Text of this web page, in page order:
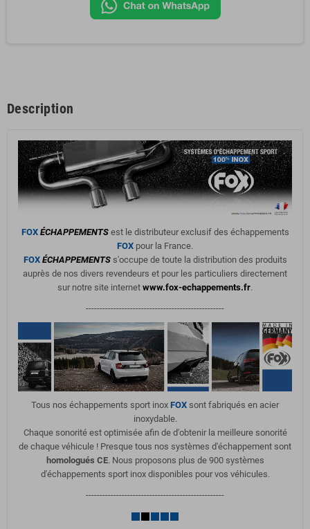
Description
FOX ÉCHAPPEMENTSest le distributeur exclusif des échappements
FOX pour la France.
FOX ÉCHAPPEMENTSs'occupe de toute la distribution des produits
auprès de nos divers revendeurs et pour les particuliers directement
sur notre site internet www.fox-echappements.fr.
--------------------------------------------------
Tous nos échappements sport inox FOX sont fabriqués en acier
inoxydable.
Chaque sonorité est optimisée afin de d'obtenir la meilleure sonorité
de chaque véhicule ! Presque tous nos systèmes d'échappement sont
homologués CE. Nous proposons plus de 900 systèmes
d'échappements sport inox disponibles pour vos véhicules.
--------------------------------------------------